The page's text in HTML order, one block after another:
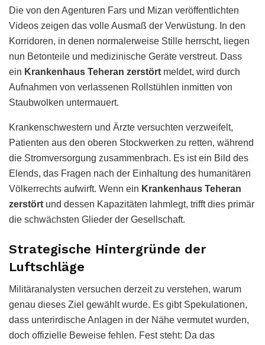
Die von den Agenturen Fars und Mizan veröffentlichten
Videos zeigen das volle Ausmaß der Verwüstung. In den
Korridoren, in denen normalerweise Stille herrscht, liegen
nun Betonteile und medizinische Geräte verstreut. Dass
ein Krankenhaus Teheran zerstört meldet, wird durch
Aufnahmen von verlassenen Rollstühlen inmitten von
Staubwolken untermauert.
Krankenschwestern und Ärzte versuchten verzweifelt,
Patienten aus den oberen Stockwerken zu retten, während
die Stromversorgung zusammenbrach. Es ist ein Bild des
Elends, das Fragen nach der Einhaltung des humanitären
Völkerrechts aufwirft. Wenn ein Krankenhaus Teheran
zerstört und dessen Kapazitäten lahmlegt, trifft dies primär
die schwächsten Glieder der Gesellschaft.
Strategische Hintergründe der
Luftschläge
Militäranalysten versuchen derzeit zu verstehen, warum
genau dieses Ziel gewählt wurde. Es gibt Spekulationen,
dass unterirdische Anlagen in der Nähe vermutet wurden,
doch offizielle Beweise fehlen. Fest steht: Da das